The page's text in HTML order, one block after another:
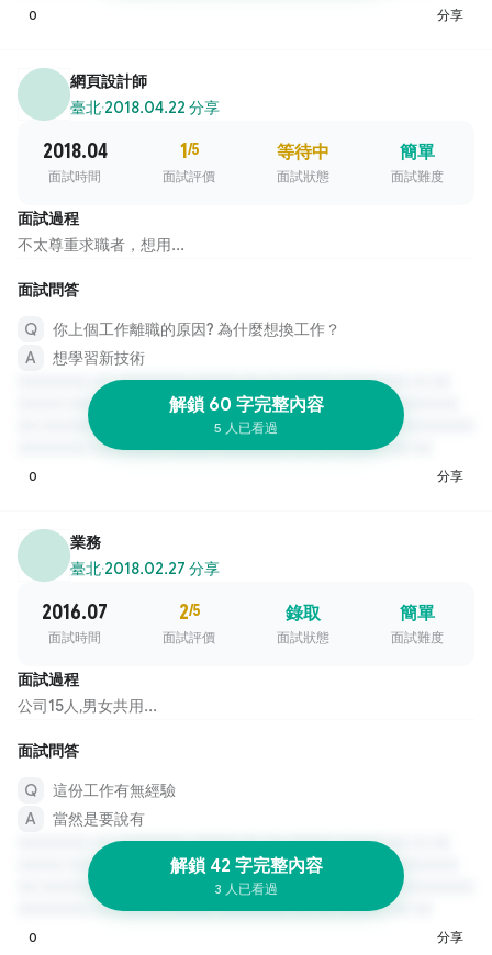
0 分享
網頁設計師
臺北·2018.04.22 分享
2018.04
面試時間
1/5
面試評價
等待中
面試狀態
簡單
面試難度
面試過程
不太尊重求職者，想用...
面試問答
你上個工作離職的原因? 為什麼想換工作？
想學習新技術
解鎖 60 字完整內容
5 人已看過
0 分享
業務
臺北·2018.02.27 分享
2016.07
面試時間
2/5
面試評價
錄取
面試狀態
簡單
面試難度
面試過程
公司15人,男女共用...
面試問答
這份工作有無經驗
當然是要說有
解鎖 42 字完整內容
3 人已看過
0 分享